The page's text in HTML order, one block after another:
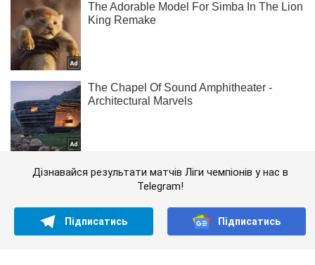
Дізнавайся результати матчів Ліги чемпіонів у нас в
Telegram!
Підписатись Підписатись